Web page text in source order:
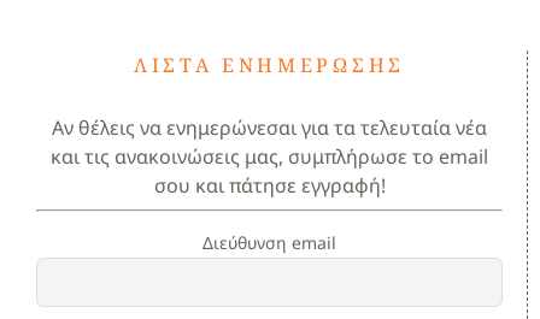
ΛΊΣΤΑ ΕΝΗΜΈΡΩΣΗΣ
Αν θέλεις να ενημερώνεσαι για τα τελευταία νέα
και τις ανακοινώσεις μας, συμπλήρωσε το email
σου και πάτησε εγγραφή!
Διεύθυνση email